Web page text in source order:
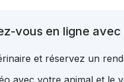
vous en ligne
et réservez un
avec votre animal et le